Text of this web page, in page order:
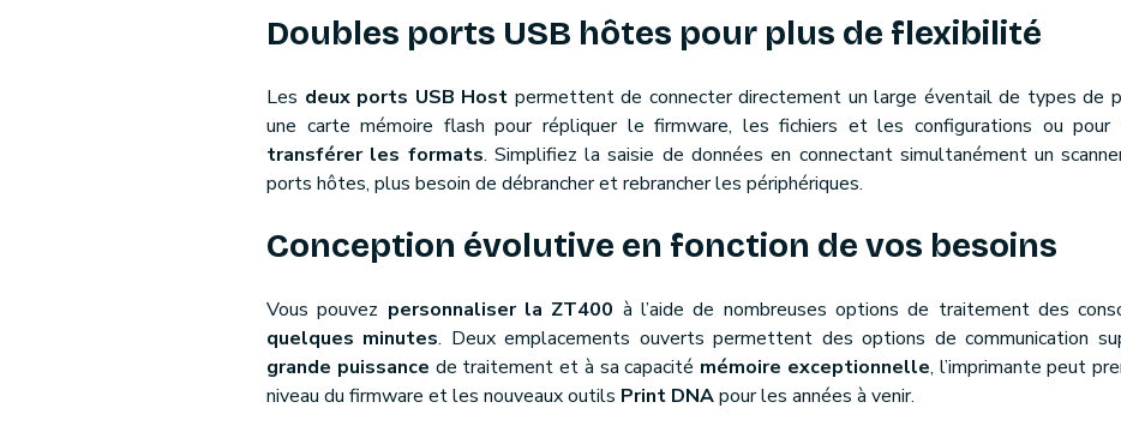
Doubles ports USB hôtes pour plus de flexibilité
Les deux ports USB Host permettent de connecter directement un large éventail de types de
une carte mémoire flash pour répliquer le firmware, les fichiers et les configurations ou pour
transférer les formats. Simplifiez la saisie de données en connectant simultanément un
ports hôtes, plus besoin de débrancher et rebrancher les périphériques.
Conception évolutive en fonction de vos besoins
Vous pouvez personnaliser la ZT400 à l’aide de nombreuses options de traitement des
quelques minutes. Deux emplacements ouverts permettent des options de communication
grande puissance de traitement et à sa capacité mémoire exceptionnelle, l’imprimante peut
niveau du firmware et les nouveaux outils Print DNApour les années à venir.